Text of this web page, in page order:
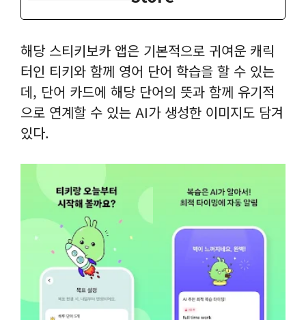
해당 스티키보카 앱은 기본적으로 귀여운 캐릭
터인 티키와 함께 영어 단어 학습을 할 수 있는
데, 단어 카드에 해당 단어의 뜻과 함께 유기적
으로 연계할 수 있는 AI가 생성한 이미지도 담겨
있다.